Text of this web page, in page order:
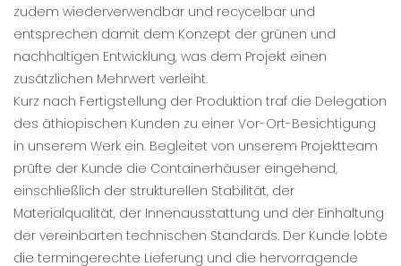
zudem wiederverwendbar und recycelbar und
entsprechen damit dem Konzept der grünen und
nachhaltigen Entwicklung, was dem Projekt einen
zusätzlichen Mehrwert verleiht.
Kurz nach Fertigstellung der Produktion traf die Delegation
des äthiopischen Kunden zu einer Vor-Ort-Besichtigung
in unserem Werk ein. Begleitet von unserem Projektteam
prüfte der Kunde die Containerhäuser eingehend,
einschließlich der strukturellen Stabilität, der
Materialqualität, der Innenausstattung und der Einhaltung
der vereinbarten technischen Standards. Der Kunde lobte
die termingerechte Lieferung und die hervorragende